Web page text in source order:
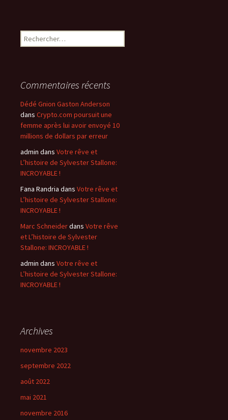
Rechercher :
Commentaires récents
Dédé Gnion Gaston Anderson
dans Crypto.com poursuit une
femme après lui avoir envoyé 10
millions de dollars par erreur
admin dans Votre rêve et
L’histoire de Sylvester Stallone:
INCROYABLE !
Fana Randria dans Votre rêve et
L’histoire de Sylvester Stallone:
INCROYABLE !
Marc Schneiderdans Votre rêve
et L’histoire de Sylvester
Stallone: INCROYABLE !
admin dans Votre rêve et
L’histoire de Sylvester Stallone:
INCROYABLE !
Archives
novembre 2023
septembre 2022
août 2022
mai 2021
novembre 2016